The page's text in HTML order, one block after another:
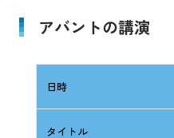
アバントの講演
日時
タイトル